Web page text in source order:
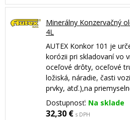
Minerálny Konzervačný
4L
AUTEX Konkor 101 je
korózii pri skladovaní vo
oceľové drôty, oceľové
ložiská, náradie, časti
prvky, atď.),na
Dostupnosť: Na sklade
32,30 € s DPH